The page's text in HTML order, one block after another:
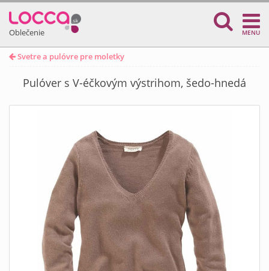
Oblečenie MENU
Svetre a pulóvre pre moletky
Pulóver s V-éčkovým výstrihom, šedo-hnedá